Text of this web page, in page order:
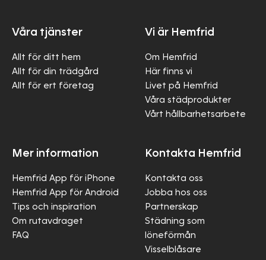
Våra tjänster
Allt för ditt hem
Allt för din trädgård
Allt för ert företag
Vi är Hemfrid
Om Hemfrid
Här finns vi
Livet på Hemfrid
Våra städprodukter
Vårt hållbarhetsarbete
Mer information
Hemfrid App för iPhone
Hemfrid App för Android
Tips och inspiration
Om rutavdraget
FAQ
Kontakta Hemfrid
Kontakta oss
Jobba hos oss
Partnerskap
Städning som
löneförmån
Visselblåsare